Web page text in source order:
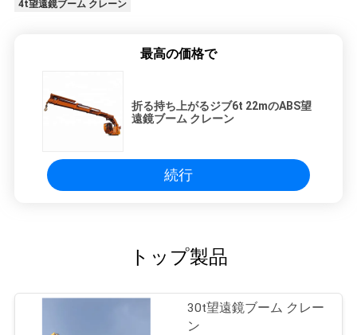
4t望遠鏡ブーム クレーン
最高の価格で
折る持ち上がるジブ6t 22mのABS望
遠鏡ブーム クレーン
続行
トップ製品
30t望遠鏡ブーム クレー
ン